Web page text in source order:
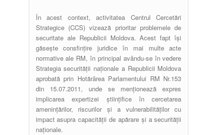
În acest context, activitatea Centrul Cercetări
Strategice (CCS) vizează prioritar problemele de
securitate ale Republicii Moldova. Acest fapt își
găsește consfințire juridice în mai multe acte
normative ale RM, în principal avându-se în vedere
Strategia securității naționale a Republicii Moldova
aprobată prin Hotărârea Parlamentului RM Nr.153
din 15.07.2011, unde se menționează expres
implicarea expertizei științifice în cercetarea
amenințărilor, riscurilor și a vulnerabilităților cu
impact asupra capacității de apărare și a securității
naționale.